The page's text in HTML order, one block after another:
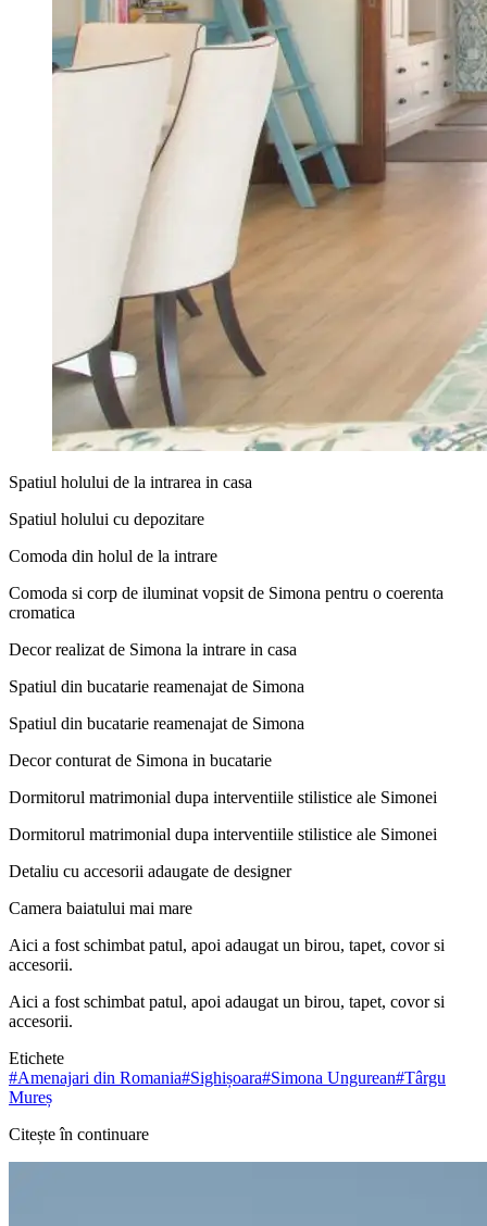
Spatiul holului de la intrarea in casa
Spatiul holului cu depozitare
Comoda din holul de la intrare
Comoda si corp de iluminat vopsit de Simona pentru o coerenta
cromatica
Decor realizat de Simona la intrare in casa
Spatiul din bucatarie reamenajat de Simona
Spatiul din bucatarie reamenajat de Simona
Decor conturat de Simona in bucatarie
Dormitorul matrimonial dupa interventiile stilistice ale Simonei
Dormitorul matrimonial dupa interventiile stilistice ale Simonei
Detaliu cu accesorii adaugate de designer
Camera baiatului mai mare
Aici a fost schimbat patul, apoi adaugat un birou, tapet, covor si
accesorii.
Aici a fost schimbat patul, apoi adaugat un birou, tapet, covor si
accesorii.
Etichete
#Amenajari din Romania#Sighișoara#Simona Ungurean#Târgu
Mureș
Citește în continuare